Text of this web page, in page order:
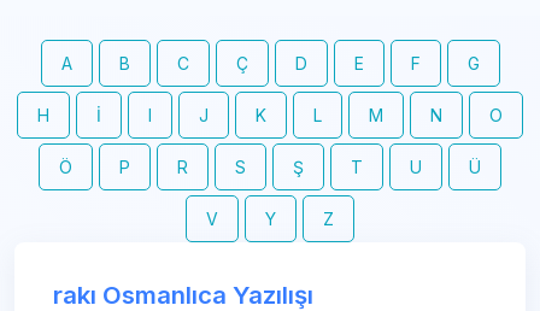
A B C Ç D E F G
H İ I J K L M N O
Ö P R S Ş T U Ü
V Y Z
rakı Osmanlıca Yazılışı